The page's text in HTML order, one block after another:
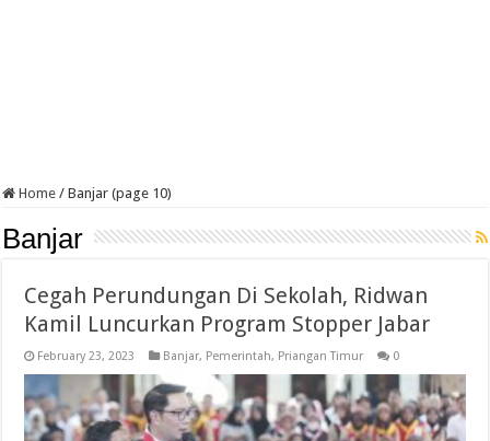
Home / Banjar (page 10)
Banjar
Cegah Perundungan Di Sekolah, Ridwan
Kamil Luncurkan Program Stopper Jabar
February 23, 2023 Banjar, Pemerintah, Priangan Timur 0